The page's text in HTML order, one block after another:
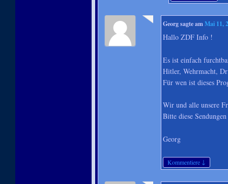
Georgsagte amMai 11,
Hallo ZDF Info !
Es ist einfach
Hitler, Wehrmacht,
Für wen ist dieses
Wir und alle unsere
Bitte diese
Georg
Kommentiere ↓